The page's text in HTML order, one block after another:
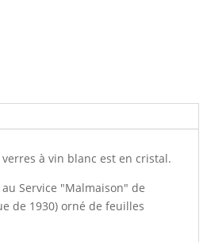
à vin blanc est en cristal.
Service "Malmaison" de
de 1930) orné de feuilles